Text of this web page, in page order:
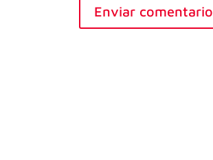
Enviar comentario